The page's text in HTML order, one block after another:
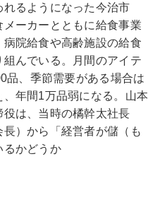
れるようになった今治市
メーカーとともに給食事業
病院給食や高齢施設の給食
組んでいる。月間のアイテ
品、季節需要がある場合は
、年間1万品弱になる。山本
役は、当時の橘幹太社長
長）から「経営者が儲（も
るかどうか